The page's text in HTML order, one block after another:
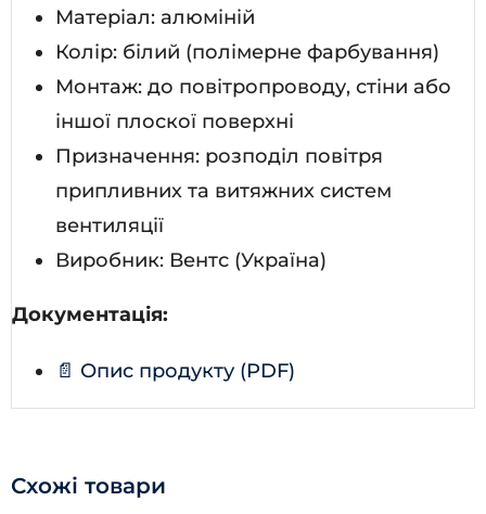
Матеріал: алюміній
Колір: білий (полімерне фарбування)
Монтаж: до повітропроводу, стіни або
іншої плоскої поверхні
Призначення: розподіл повітря
припливних та витяжних систем
вентиляції
Виробник: Вентс (Україна)
Документація:
📄 Опис продукту (PDF)
Схожі товари